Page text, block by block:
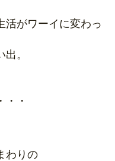
活がワーイに変わっ
。
・・
まわりの